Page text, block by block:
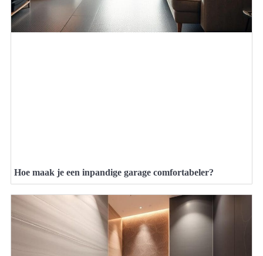
Hoe maak je een inpandige garage comfortabeler?